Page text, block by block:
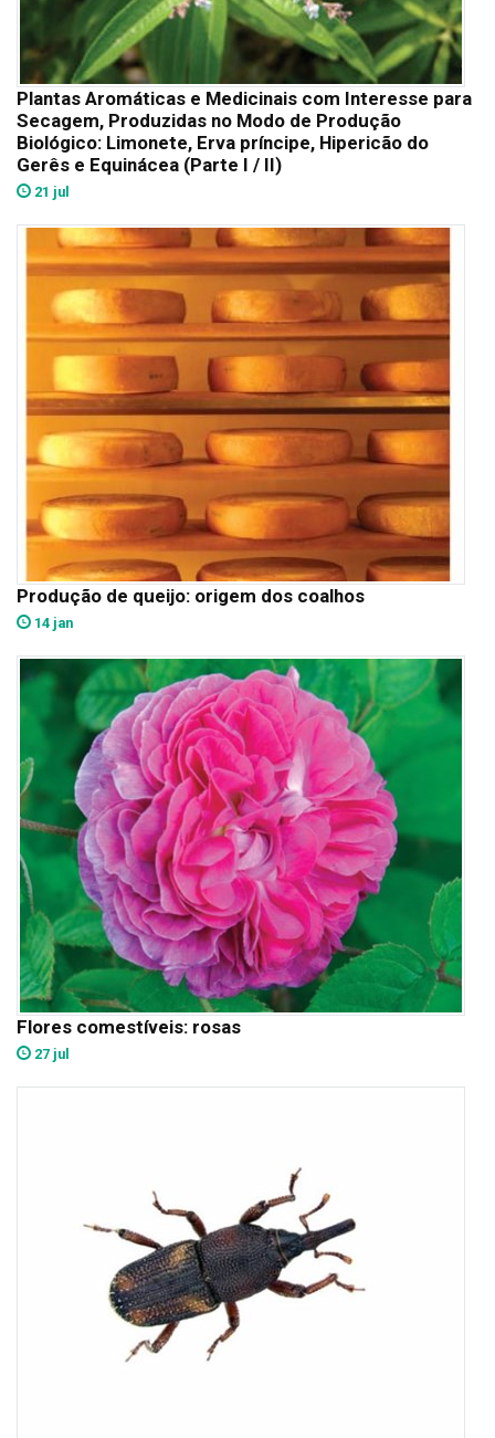
Plantas Aromáticas e Medicinais com Interesse para
Secagem, Produzidas no Modo de Produção
Biológico: Limonete, Erva príncipe, Hipericão do
Gerês e Equinácea (Parte I / II)
21 jul
Produção de queijo: origem dos coalhos
14 jan
Flores comestíveis: rosas
27 jul